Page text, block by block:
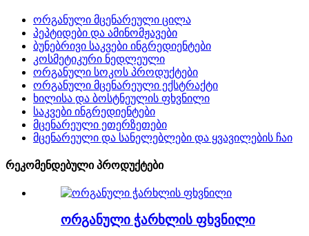
ორგანული მცენარეული ცილა
პეპტიდები და ამინომჟავები
ბუნებრივი საკვები ინგრედიენტები
კოსმეტიკური ნედლეული
ორგანული სოკოს პროდუქტები
ორგანული მცენარეული ექსტრაქტი
ხილისა და ბოსტნეულის ფხვნილი
საკვები ინგრედიენტები
მცენარეული ეთერზეთები
მცენარეული და სანელებლები და ყვავილების ჩაი
რეკომენდებული პროდუქტები
ორგანული ჭარხლის ფხვნილი